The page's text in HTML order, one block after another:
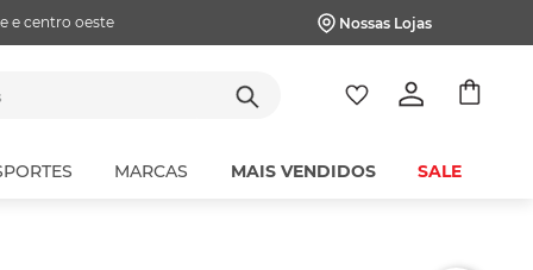
e centro oeste Nossas Lojas
MARCAS MAIS VENDIDOS SALE